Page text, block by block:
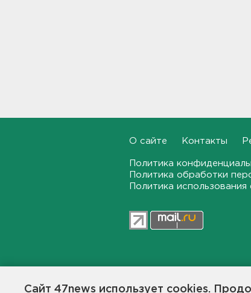
Сайт 47news использует cookies.
В Шапках установили
информационный щит у
карьера для ВСМ, но технику
О сайте Контакты
Политика
Политика обработки
Политика
общественной жизни в